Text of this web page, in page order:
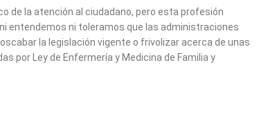
de la atención al ciudadano, pero esta profesión
entendemos ni toleramos que las administraciones
la legislación vigente o frivolizar acerca de unas
por Ley de Enfermería y Medicina de Familia y